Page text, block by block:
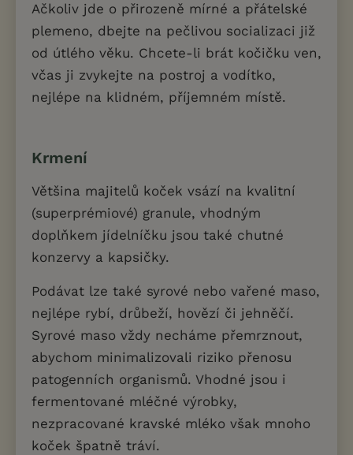
Ačkoliv jde o přirozeně mírné a přátelské
plemeno, dbejte na pečlivou socializaci již
od útlého věku. Chcete-li brát kočičku ven,
včas ji zvykejte na postroj a vodítko,
nejlépe na klidném, příjemném místě.
Krmení
Většina majitelů koček vsází na kvalitní
(superprémiové) granule, vhodným
doplňkem jídelníčku jsou také chutné
konzervy a kapsičky.
Podávat lze také syrové nebo vařené maso,
nejlépe rybí, drůbeží, hovězí či jehněčí.
Syrové maso vždy necháme přemrznout,
abychom minimalizovali riziko přenosu
patogenních organismů. Vhodné jsou i
fermentované mléčné výrobky,
nezpracované kravské mléko však mnoho
koček špatně tráví.